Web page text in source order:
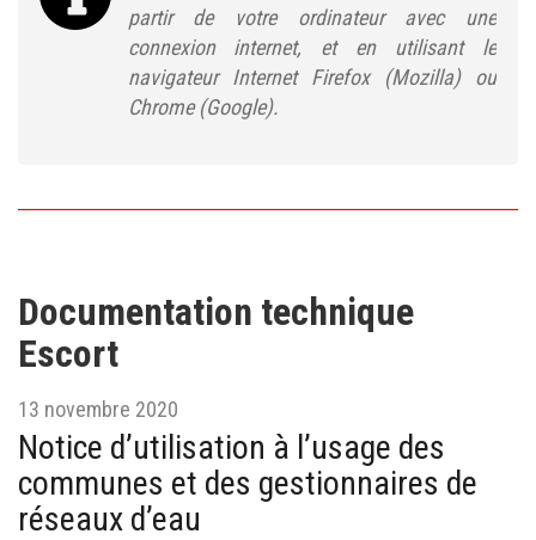
partir de votre ordinateur avec une
connexion internet, et en utilisant le
navigateur Internet Firefox (Mozilla) ou
Chrome (Google).
Documentation technique
Escort
13 novembre 2020
Notice d’utilisation à l’usage des
communes et des gestionnaires de
réseaux d’eau